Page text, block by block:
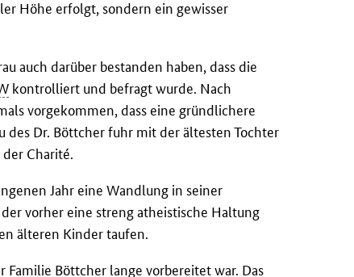
Höhe erfolgt, sondern ein gewisser
auch darüber bestanden haben, dass die
kontrolliert und befragt wurde. Nach
vorgekommen, dass eine gründlichere
Dr. Böttcher fuhr mit der ältesten Tochter
Charité.
Jahr eine Wandlung in seiner
vorher eine streng atheistische Haltung
älteren Kinder taufen.
Böttcher lange vorbereitet war. Das